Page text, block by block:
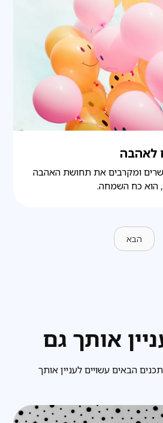
לאהבה
ומקרבים את תחושת האהבה
הוא כח השמחה.
הבא
אותך גם
הבאים עשויים לעניין אותך